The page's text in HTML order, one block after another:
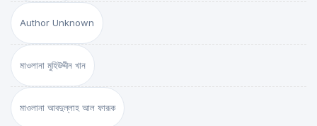
Author Unknown
মাওলানা মুহিউদ্দীন খান
মাওলানা আবদুল্লাহ আল ফারূক